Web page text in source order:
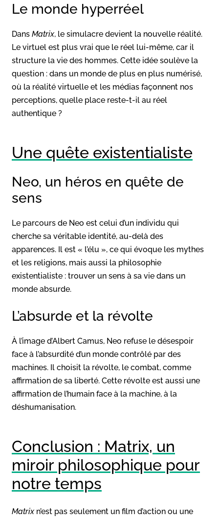
Le monde hyperréel
Dans Matrix, le simulacre devient la nouvelle réalité.
Le virtuel est plus vrai que le réel lui-même, car il
structure la vie des hommes. Cette idée soulève la
question : dans un monde de plus en plus numérisé,
où la réalité virtuelle et les médias façonnent nos
perceptions, quelle place reste-t-il au réel
authentique ?
Une quête existentialiste
Neo, un héros en quête de
sens
Le parcours de Neo est celui d’un individu qui
cherche sa véritable identité, au-delà des
apparences. Il est « l’élu », ce qui évoque les mythes
et les religions, mais aussi la philosophie
existentialiste : trouver un sens à sa vie dans un
monde absurde.
L’absurde et la révolte
À l’image d’Albert Camus, Neo refuse le désespoir
face à l’absurdité d’un monde contrôlé par des
machines. Il choisit la révolte, le combat, comme
affirmation de sa liberté. Cette révolte est aussi une
affirmation de l’humain face à la machine, à la
déshumanisation.
Conclusion : Matrix, un
miroir philosophique pour
notre temps
Matrixn’est pas seulement un film d’action ou une